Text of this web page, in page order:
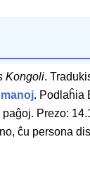
Kongoli.
. Podlaĥia
paĝoj. Prezo:
ĉu persona